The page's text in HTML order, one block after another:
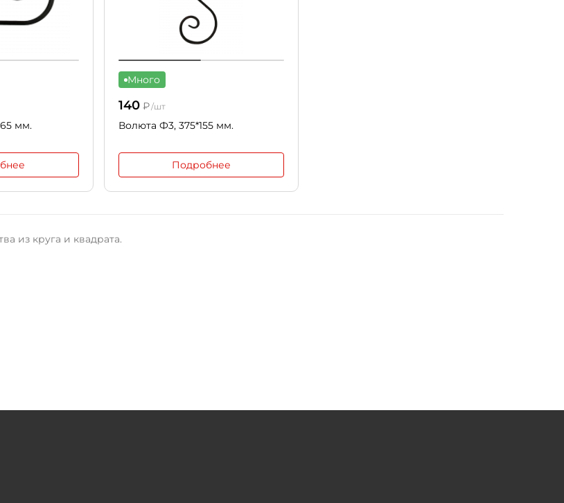
мм.
Много
140₽/шт
Волюта Ф3, 375*155 мм.
Подробнее
из круга и квадрата.